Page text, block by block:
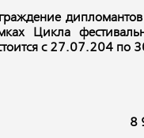
Цикла
с 27.07.204 по
8